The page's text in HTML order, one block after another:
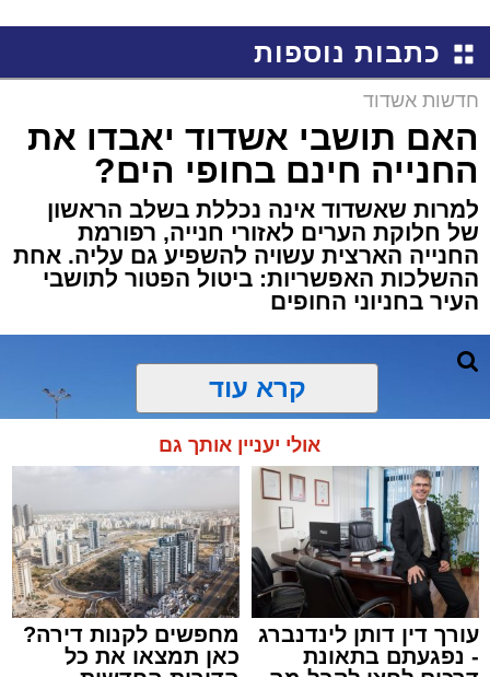
באשדוד
כתבות נוספות
חדשות אשדוד
האם תושבי אשדוד יאבדו את
החנייה חינם בחופי הים?
למרות שאשדוד אינה נכללת בשלב הראשון
של חלוקת הערים לאזורי חנייה, רפורמת
החנייה הארצית עשויה להשפיע גם עליה. אחת
ההשלכות האפשריות: ביטול הפטור לתושבי
העיר בחניוני החופים
קרא עוד
אולי יעניין אותך גם
עורך דין דותן לינדנברג
- נפגעתם בתאונת
מחפשים לקנות דירה?
כאן תמצאו את כל